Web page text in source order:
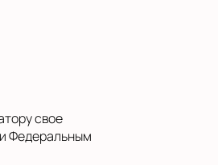
свое
Федеральным